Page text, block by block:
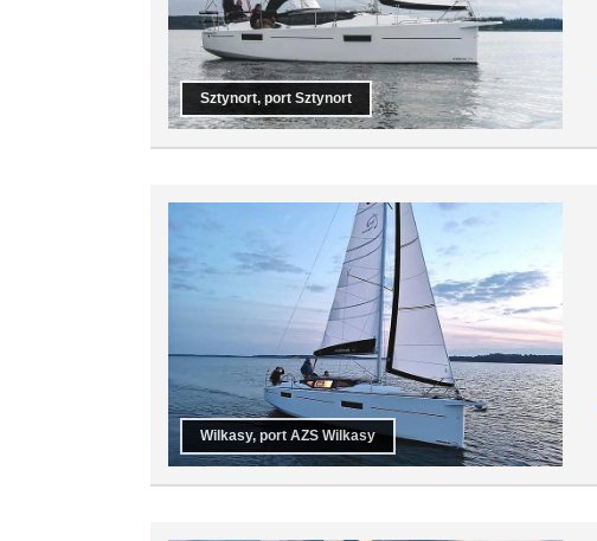
Sztynort, port Sztynort
Wilkasy, port AZS Wilkasy